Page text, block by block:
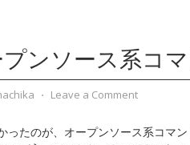
ンソース系コ
⋅ Leave a Comment
ったのが、オープンソース系コマン